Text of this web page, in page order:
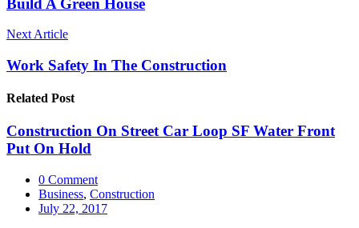
Next Article
Work Safety In The Construction
Related Post
Construction On Street Car Loop SF Water Front
Put On Hold
0 Comment
Business, Construction
July 22, 2017